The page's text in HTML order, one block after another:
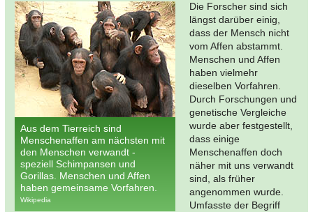
Aus dem Tierreich sind
Menschenaffen am nächsten mit
den Menschen verwandt -
speziell Schimpansen und
Gorillas. Menschen und Affen
haben gemeinsame Vorfahren.
Wikipedia
Die Forscher sind sich
längst darüber einig,
dass der Mensch nicht
vom Affen abstammt.
Menschen und Affen
haben vielmehr
dieselben Vorfahren.
Durch Forschungen und
genetische Vergleiche
wurde aber festgestellt,
dass einige
Menschenaffen doch
näher mit uns verwandt
sind, als früher
angenommen wurde.
Umfasste der Begriff